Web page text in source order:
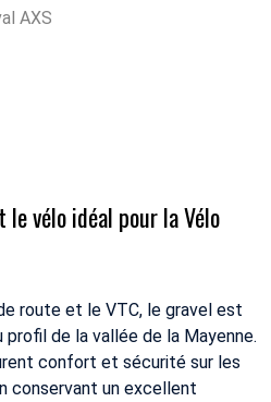
AXS
le vélo idéal pour la Vélo
route et le VTC, le gravel est
de la vallée de la Mayenne.
confort et sécurité sur les
conservant un excellent